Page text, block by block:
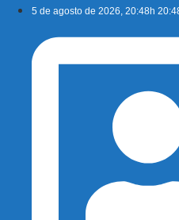
conteúdo
5 de agosto de 2026, 20:48h